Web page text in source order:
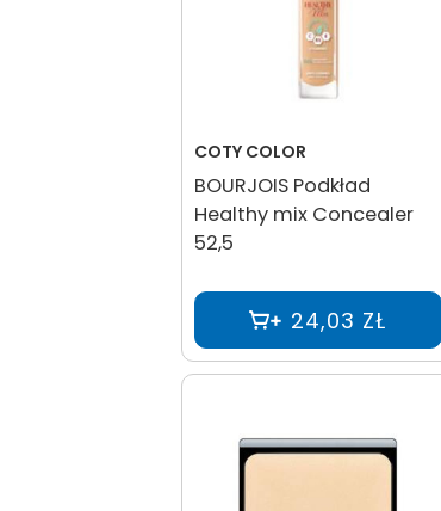
COTY COLOR
BOURJOIS Podkład
Healthy mix Concealer
52,5
24,03 ZŁ